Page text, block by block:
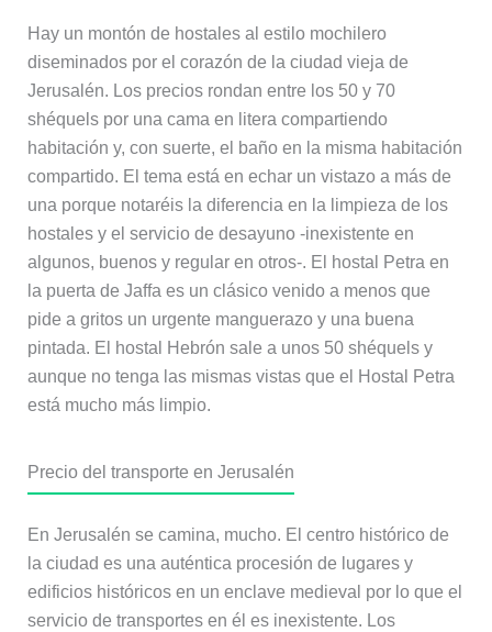
Hay un montón de hostales al estilo mochilero
diseminados por el corazón de la ciudad vieja de
Jerusalén. Los precios rondan entre los 50 y 70
shéquels por una cama en litera compartiendo
habitación y, con suerte, el baño en la misma habitación
compartido. El tema está en echar un vistazo a más de
una porque notaréis la diferencia en la limpieza de los
hostales y el servicio de desayuno -inexistente en
algunos, buenos y regular en otros-. El hostal Petra en
la puerta de Jaffa es un clásico venido a menos que
pide a gritos un urgente manguerazo y una buena
pintada. El hostal Hebrón sale a unos 50 shéquels y
aunque no tenga las mismas vistas que el Hostal Petra
está mucho más limpio.
Precio del transporte en Jerusalén
En Jerusalén se camina, mucho. El centro histórico de
la ciudad es una auténtica procesión de lugares y
edificios históricos en un enclave medieval por lo que el
servicio de transportes en él es inexistente. Los